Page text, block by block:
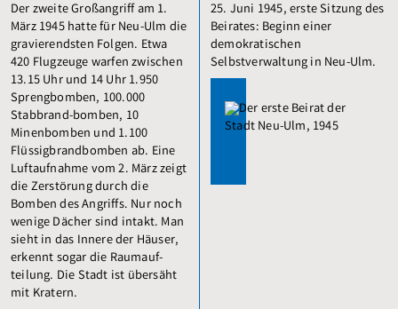
Der zweite Großangriff am 1.
März 1945 hatte für Neu-Ulm die
gravierendsten Folgen. Etwa
420 Flugzeuge warfen zwischen
13.15 Uhr und 14 Uhr 1.950
Sprengbomben, 100.000
Stabbrand-bomben, 10
Minenbomben und 1.100
Flüssigbrandbomben ab. Eine
Luftaufnahme vom 2. März zeigt
die Zerstörung durch die
Bomben des Angriffs. Nur noch
wenige Dächer sind intakt. Man
sieht in das Innere der Häuser,
erkennt sogar die Raumauf­
teilung. Die Stadt ist übersäht
mit Kratern.
25. Juni 1945, erste Sitzung des
Beirates: Beginn einer
demokratischen
Selbstverwaltung in Neu-Ulm.